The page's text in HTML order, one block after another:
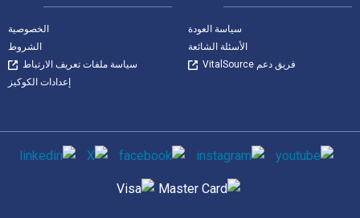
سياسة العودة
الأسئلة الشائعة
فريق دعم VitalSource
الخصوصية
الشروط
سياسة ملفات تعريف الارتباط
إعدادات الكوكيز
وسائل التواصل الاجتماعي